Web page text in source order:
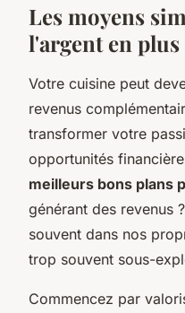
Les moyens
l'argent en
Votre cuisine peut
revenus
transformer votre
opportunités
meilleurs bons plans
générant des revenus
souvent dans nos
trop souvent sous-
Commencez par